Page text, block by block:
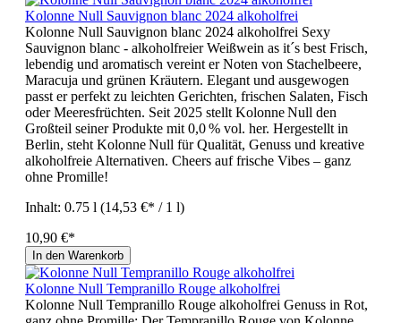
Kolonne Null Sauvignon blanc 2024 alkoholfrei
Kolonne Null Sauvignon blanc 2024 alkoholfrei Sexy
Sauvignon blanc - alkoholfreier Weißwein as it´s best Frisch,
lebendig und aromatisch vereint er Noten von Stachelbeere,
Maracuja und grünen Kräutern. Elegant und ausgewogen
passt er perfekt zu leichten Gerichten, frischen Salaten, Fisch
oder Meeresfrüchten. Seit 2025 stellt Kolonne Null den
Großteil seiner Produkte mit 0,0 % vol. her. Hergestellt in
Berlin, steht Kolonne Null für Qualität, Genuss und kreative
alkoholfreie Alternativen. Cheers auf frische Vibes – ganz
ohne Promille!
Inhalt: 0.75 l (14,53 €* / 1 l)
10,90 €*
In den Warenkorb
Kolonne Null Tempranillo Rouge alkoholfrei
Kolonne Null Tempranillo Rouge alkoholfrei Genuss in Rot,